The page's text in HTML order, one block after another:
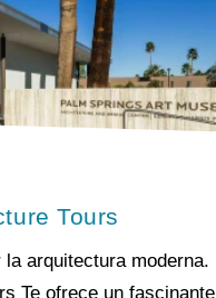
Tours
arquitectura moderna.
Te ofrece un fascinante